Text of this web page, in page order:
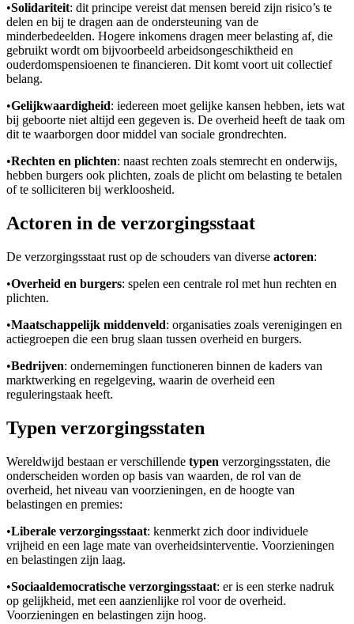
•Solidariteit: dit principe vereist dat mensen bereid zijn risico’s te
delen en bij te dragen aan de ondersteuning van de
minderbedeelden. Hogere inkomens dragen meer belasting af, die
gebruikt wordt om bijvoorbeeld arbeidsongeschiktheid en
ouderdomspensioenen te financieren. Dit komt voort uit collectief
belang.
•Gelijkwaardigheid: iedereen moet gelijke kansen hebben, iets wat
bij geboorte niet altijd een gegeven is. De overheid heeft de taak om
dit te waarborgen door middel van sociale grondrechten.
•Rechten en plichten: naast rechten zoals stemrecht en onderwijs,
hebben burgers ook plichten, zoals de plicht om belasting te betalen
of te solliciteren bij werkloosheid.
Actoren in de verzorgingsstaat
De verzorgingsstaat rust op de schouders van diverse actoren:
•Overheid en burgers: spelen een centrale rol met hun rechten en
plichten.
•Maatschappelijk middenveld: organisaties zoals verenigingen en
actiegroepen die een brug slaan tussen overheid en burgers.
•Bedrijven: ondernemingen functioneren binnen de kaders van
marktwerking en regelgeving, waarin de overheid een
reguleringstaak heeft.
Typen verzorgingsstaten
Wereldwijd bestaan er verschillende typen verzorgingsstaten, die
onderscheiden worden op basis van waarden, de rol van de
overheid, het niveau van voorzieningen, en de hoogte van
belastingen en premies:
•Liberale verzorgingsstaat: kenmerkt zich door individuele
vrijheid en een lage mate van overheidsinterventie. Voorzieningen
en belastingen zijn laag.
•Sociaaldemocratische verzorgingsstaat: er is een sterke nadruk
op gelijkheid, met een aanzienlijke rol voor de overheid.
Voorzieningen en belastingen zijn hoog.